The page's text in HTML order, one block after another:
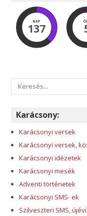
NAP
137
Karácsony:
Karácsonyi versek
Karácsonyi versek,
Karácsonyi idézetek
Karácsonyi mesék
Adventi történetek
Karácsonyi SMS- ek
Szilveszteri SMS,